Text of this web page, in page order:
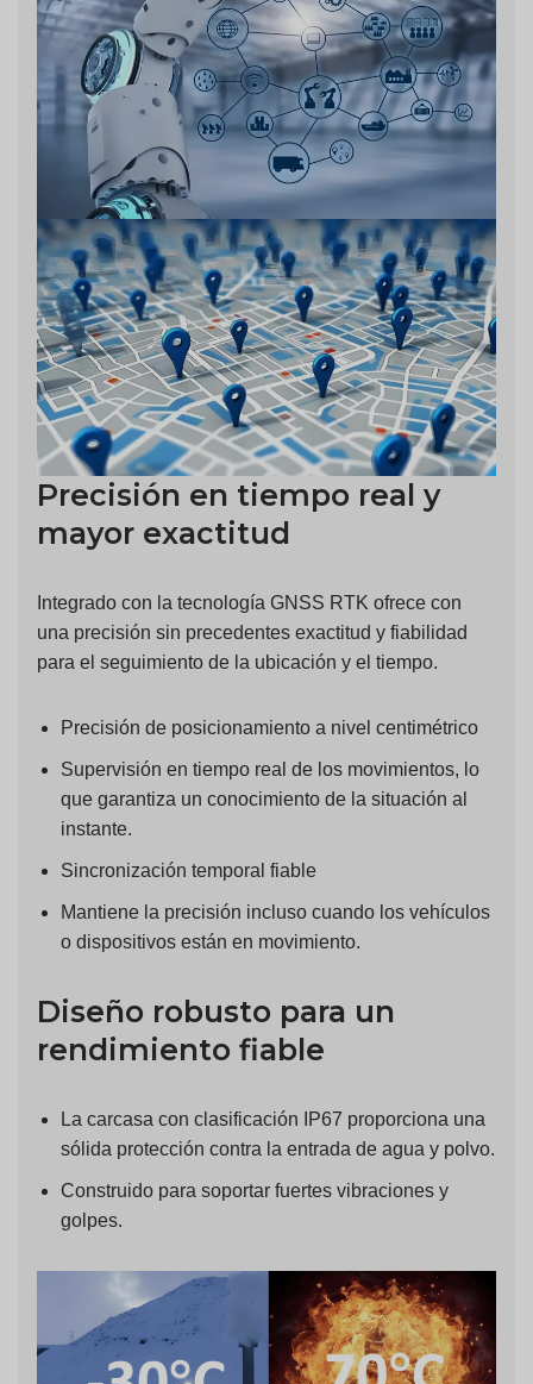
Precisión en tiempo real y
mayor exactitud
Integrado con la tecnología GNSS RTK ofrece con
una precisión sin precedentes exactitud y fiabilidad
para el seguimiento de la ubicación y el tiempo.
Precisión de posicionamiento a nivel centimétrico
Supervisión en tiempo real de los movimientos, lo
que garantiza un conocimiento de la situación al
instante.
Sincronización temporal fiable
Mantiene la precisión incluso cuando los vehículos
o dispositivos están en movimiento.
Diseño robusto para un
rendimiento fiable
La carcasa con clasificación IP67 proporciona una
sólida protección contra la entrada de agua y polvo.
Construido para soportar fuertes vibraciones y
golpes.